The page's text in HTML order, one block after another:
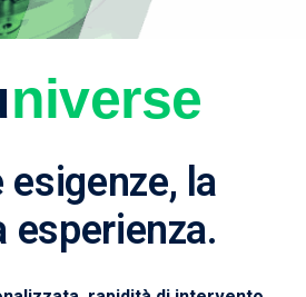
niverse
esigenze, la
esperienza.